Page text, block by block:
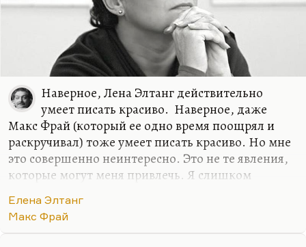
Наверное, Лена Элтанг действительно
умеет писать красиво. Наверное, даже
Макс Фрай (который ее одно время поощрял и
раскручивал) тоже умеет писать красиво. Но мне
это совершенно неинтересно. Это не те явления,
которые могут меня привлечь. Я слишком
на веранде под дождем и окунать в красное вино
хороший бисквит, кутаясь в плед. Практически
Елена Элтанг
Макс Фрай